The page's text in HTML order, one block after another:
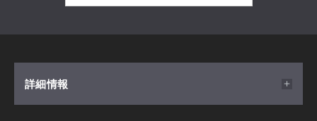
是非まずはご予約の上ご相談ください。
②不動産販売が目的ではありませんのでご安心ください
詳細情報